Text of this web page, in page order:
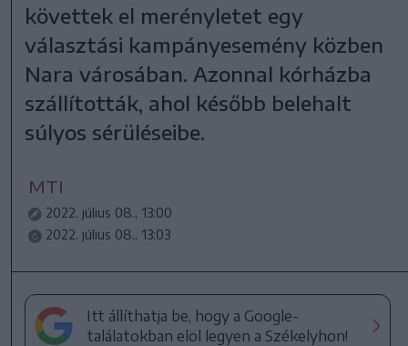
követtek el merényletet egy
választási kampányesemény közben
Nara városában. Azonnal kórházba
szállították, ahol később belehalt
súlyos sérüléseibe.
MTI
2022. július 08., 13:00
2022. július 08., 13:03
Itt állíthatja be, hogy a Google-
találatokban elöl legyen a Székelyhon!